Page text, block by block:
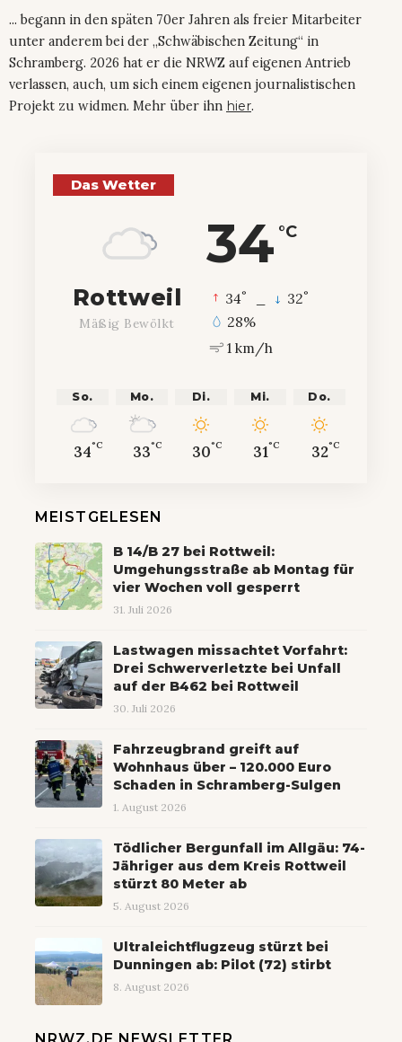
... begann in den späten 70er Jahren als freier Mitarbeiter
unter anderem bei der „Schwäbischen Zeitung“ in
Schramberg. 2026 hat er die NRWZ auf eigenen Antrieb
verlassen, auch, um sich einem eigenen journalistischen
Projekt zu widmen. Mehr über ihn hier.
Das Wetter
34 °C
Rottweil
Mäßig Bewölkt
34° 32°
28%
1 km/h
So.
34°C
Mo.
33°C
Di.
30°C
Mi.
31°C
Do.
32°C
MEISTGELESEN
B 14/B 27 bei Rottweil:
Umgehungsstraße ab Montag für
vier Wochen voll gesperrt
31. Juli 2026
Lastwagen missachtet Vorfahrt:
Drei Schwerverletzte bei Unfall
auf der B462 bei Rottweil
30. Juli 2026
Fahrzeugbrand greift auf
Wohnhaus über – 120.000 Euro
Schaden in Schramberg-Sulgen
1. August 2026
Tödlicher Bergunfall im Allgäu: 74-
Jähriger aus dem Kreis Rottweil
stürzt 80 Meter ab
5. August 2026
Ultraleichtflugzeug stürzt bei
Dunningen ab: Pilot (72) stirbt
8. August 2026